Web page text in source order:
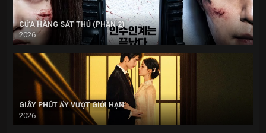
CỬA HÀNG SÁT THỦ (PHẦN 2)
2026
GIÂY PHÚT ẤY VƯỢT GIỚI HẠN
2026